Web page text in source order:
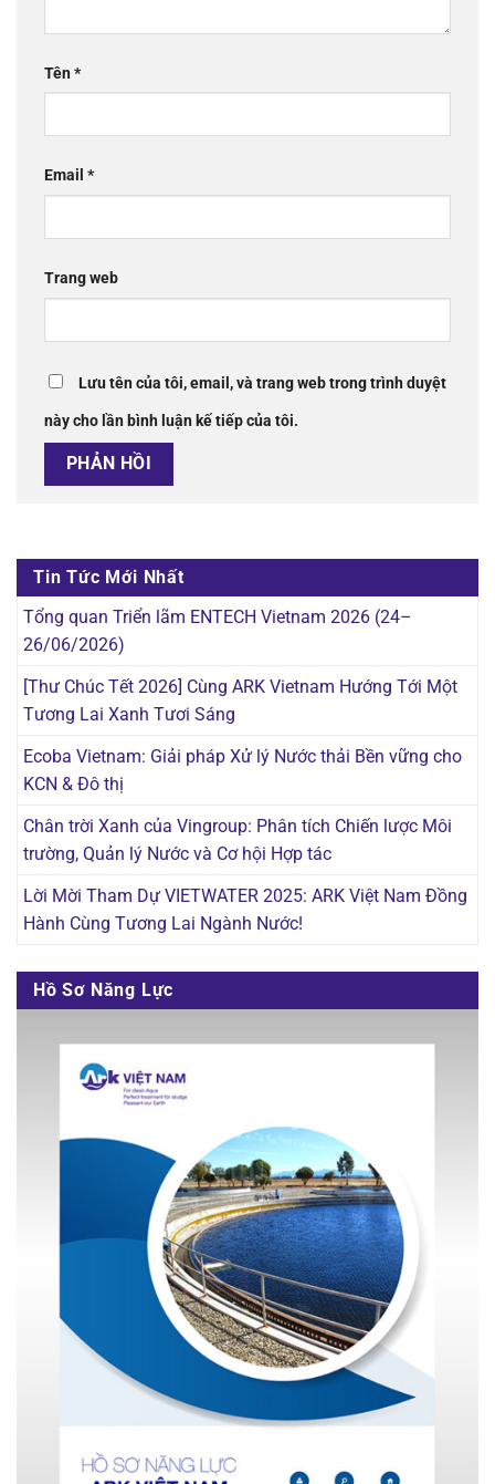
Tên*
Email *
Trang web
Lưu tên của tôi, email, và trang web trong trình duyệt
này cho lần bình luận kế tiếp của tôi.
Tin Tức Mới Nhất
Tổng quan Triển lãm ENTECH Vietnam 2026 (24–
26/06/2026)
[Thư Chúc Tết 2026] Cùng ARK Vietnam Hướng Tới Một
Tương Lai Xanh Tươi Sáng
Ecoba Vietnam: Giải pháp Xử lý Nước thải Bền vững cho
KCN & Đô thị
Chân trời Xanh của Vingroup: Phân tích Chiến lược Môi
trường, Quản lý Nước và Cơ hội Hợp tác
Lời Mời Tham Dự VIETWATER 2025: ARK Việt Nam Đồng
Hành Cùng Tương Lai Ngành Nước!
Hồ Sơ Năng Lực